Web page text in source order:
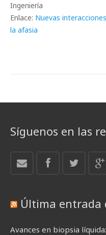
Ingeniería
Enlace: Nuevas
la afasia
Síguenos en las
Última entrada
Avances en biopsia